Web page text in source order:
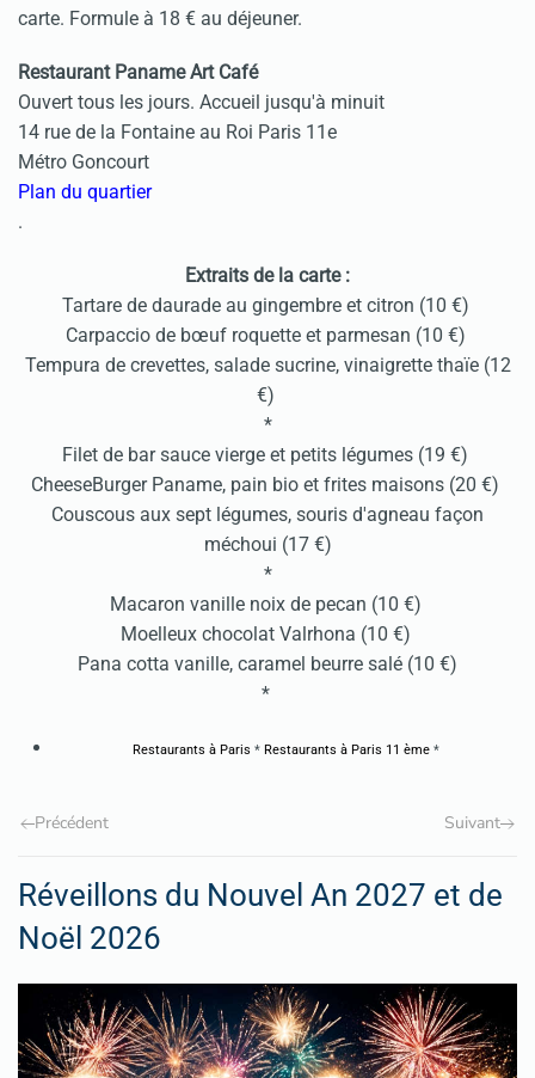
carte. Formule à 18 € au déjeuner.
Restaurant Paname Art Café
Ouvert tous les jours. Accueil jusqu'à minuit
14 rue de la Fontaine au Roi Paris 11e
Métro Goncourt
Plan du quartier
.
Extraits de la carte :
Tartare de daurade au gingembre et citron (10 €)
Carpaccio de bœuf roquette et parmesan (10 €)
Tempura de crevettes, salade sucrine, vinaigrette thaïe (12
€)
*
Filet de bar sauce vierge et petits légumes (19 €)
CheeseBurger Paname, pain bio et frites maisons (20 €)
Couscous aux sept légumes, souris d'agneau façon
méchoui (17 €)
*
Macaron vanille noix de pecan (10 €)
Moelleux chocolat Valrhona (10 €)
Pana cotta vanille, caramel beurre salé (10 €)
*
Restaurants à Paris * Restaurants à Paris 11 ème*
Précédent Suivant
Réveillons du Nouvel An 2027 et de
Noël 2026